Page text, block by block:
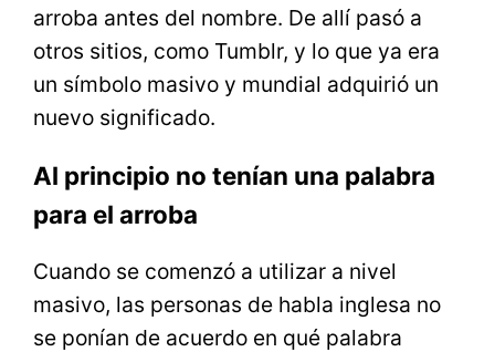
arroba antes del nombre. De allí pasó a
otros sitios, como Tumblr, y lo que ya era
un símbolo masivo y mundial adquirió un
nuevo significado.
Al principio no tenían una palabra
para el arroba
Cuando se comenzó a utilizar a nivel
masivo, las personas de habla inglesa no
se ponían de acuerdo en qué palabra